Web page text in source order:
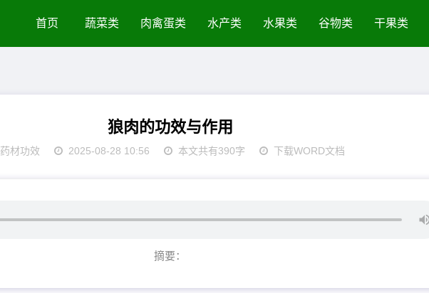
首页 蔬菜类 肉禽蛋类 水产类 水果类 谷物类 干果类
狼肉的功效与作用
药材功效 2025-08-28 10:56 本文共有390字 下载WORD文档
摘要：